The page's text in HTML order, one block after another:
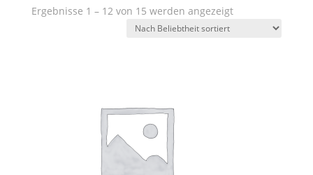
Ergebnisse 1 – 12 von 15 werden angezeigtNach
Beliebtheit